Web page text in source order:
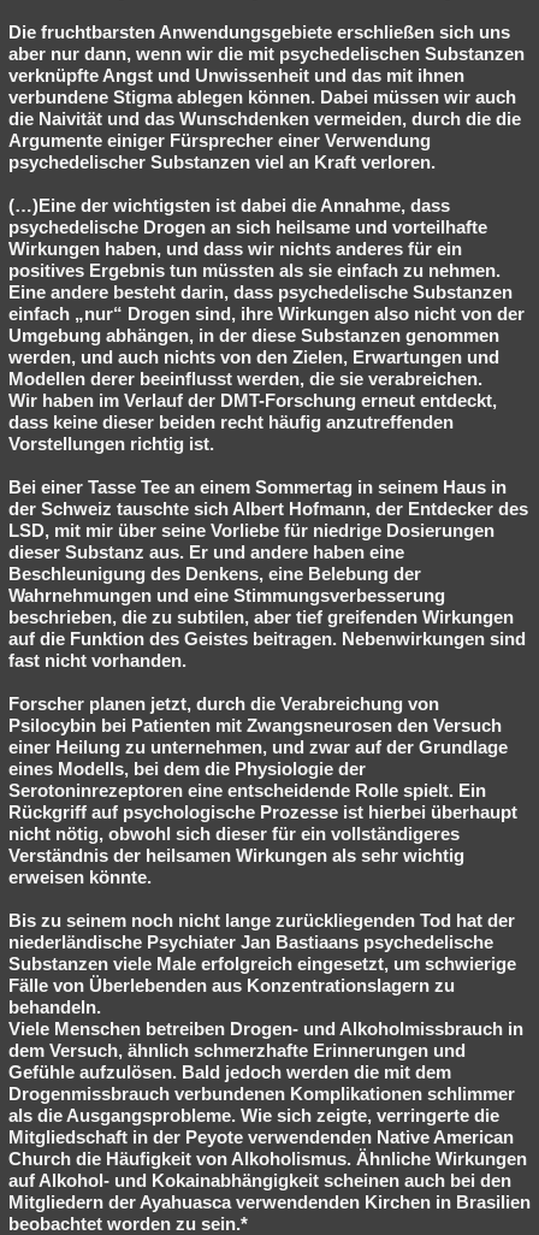
Die fruchtbarsten Anwendungsgebiete erschließen sich uns
aber nur dann, wenn wir die mit psychedelischen Substanzen
verknüpfte Angst und Unwissenheit und das mit ihnen
verbundene Stigma ablegen können. Dabei müssen wir auch
die Naivität und das Wunschdenken vermeiden, durch die die
Argumente einiger Fürsprecher einer Verwendung
psychedelischer Substanzen viel an Kraft verloren.
(…)Eine der wichtigsten ist dabei die Annahme, dass
psychedelische Drogen an sich heilsame und vorteilhafte
Wirkungen haben, und dass wir nichts anderes für ein
positives Ergebnis tun müssten als sie einfach zu nehmen.
Eine andere besteht darin, dass psychedelische Substanzen
einfach „nur“ Drogen sind, ihre Wirkungen also nicht von der
Umgebung abhängen, in der diese Substanzen genommen
werden, und auch nichts von den Zielen, Erwartungen und
Modellen derer beeinflusst werden, die sie verabreichen.
Wir haben im Verlauf der DMT-Forschung erneut entdeckt,
dass keine dieser beiden recht häufig anzutreffenden
Vorstellungen richtig ist.
Bei einer Tasse Tee an einem Sommertag in seinem Haus in
der Schweiz tauschte sich Albert Hofmann, der Entdecker des
LSD, mit mir über seine Vorliebe für niedrige Dosierungen
dieser Substanz aus. Er und andere haben eine
Beschleunigung des Denkens, eine Belebung der
Wahrnehmungen und eine Stimmungsverbesserung
beschrieben, die zu subtilen, aber tief greifenden Wirkungen
auf die Funktion des Geistes beitragen. Nebenwirkungen sind
fast nicht vorhanden.
Forscher planen jetzt, durch die Verabreichung von
Psilocybin bei Patienten mit Zwangsneurosen den Versuch
einer Heilung zu unternehmen, und zwar auf der Grundlage
eines Modells, bei dem die Physiologie der
Serotoninrezeptoren eine entscheidende Rolle spielt. Ein
Rückgriff auf psychologische Prozesse ist hierbei überhaupt
nicht nötig, obwohl sich dieser für ein vollständigeres
Verständnis der heilsamen Wirkungen als sehr wichtig
erweisen könnte.
Bis zu seinem noch nicht lange zurückliegenden Tod hat der
niederländische Psychiater Jan Bastiaans psychedelische
Substanzen viele Male erfolgreich eingesetzt, um schwierige
Fälle von Überlebenden aus Konzentrationslagern zu
behandeln.
Viele Menschen betreiben Drogen- und Alkoholmissbrauch in
dem Versuch, ähnlich schmerzhafte Erinnerungen und
Gefühle aufzulösen. Bald jedoch werden die mit dem
Drogenmissbrauch verbundenen Komplikationen schlimmer
als die Ausgangsprobleme. Wie sich zeigte, verringerte die
Mitgliedschaft in der Peyote verwendenden Native American
Church die Häufigkeit von Alkoholismus. Ähnliche Wirkungen
auf Alkohol- und Kokainabhängigkeit scheinen auch bei den
Mitgliedern der Ayahuasca verwendenden Kirchen in Brasilien
beobachtet worden zu sein.*